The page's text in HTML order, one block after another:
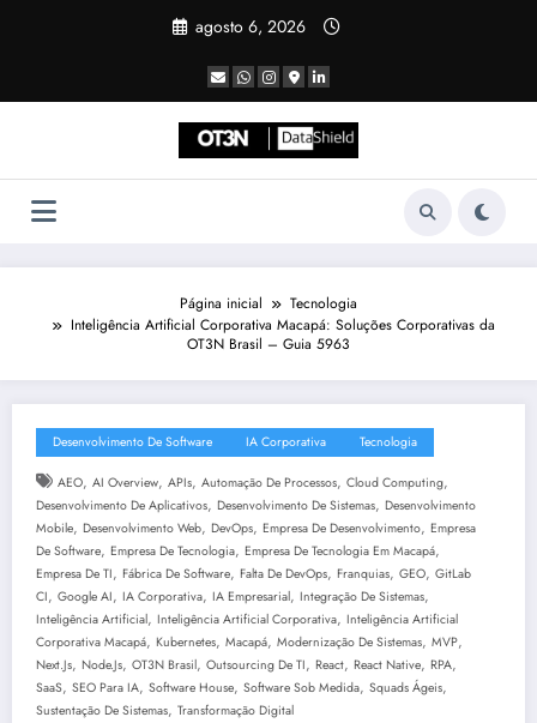
agosto 6, 2026
Página inicial
Tecnologia
Inteligência Artificial Corporativa Macapá: Soluções Corporativas da
OT3N Brasil – Guia 5963
Desenvolvimento De Software IA Corporativa Tecnologia
AEO, AI Overview, APIs, Automação De Processos, Cloud Computing,
Desenvolvimento De Aplicativos, Desenvolvimento De Sistemas, Desenvolvimento
Mobile, Desenvolvimento Web, DevOps, Empresa De Desenvolvimento, Empresa
De Software, Empresa De Tecnologia, Empresa De Tecnologia Em Macapá,
Empresa De TI, Fábrica De Software, Falta De DevOps, Franquias, GEO, GitLab
CI, Google AI, IA Corporativa, IA Empresarial, Integração De Sistemas,
Inteligência Artificial, Inteligência Artificial Corporativa, Inteligência Artificial
Corporativa Macapá, Kubernetes, Macapá, Modernização De Sistemas, MVP,
Next.js, Node.js, OT3N Brasil, Outsourcing De TI, React, React Native, RPA,
SaaS, SEO Para IA, Software House, Software Sob Medida, Squads Ágeis,
Sustentação De Sistemas, Transformação Digital